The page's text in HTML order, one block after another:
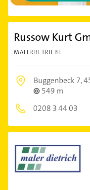
Russow Kurt
MALERBETRIEBE
Buggenbeck 7,
549 m
0208 3 44 03